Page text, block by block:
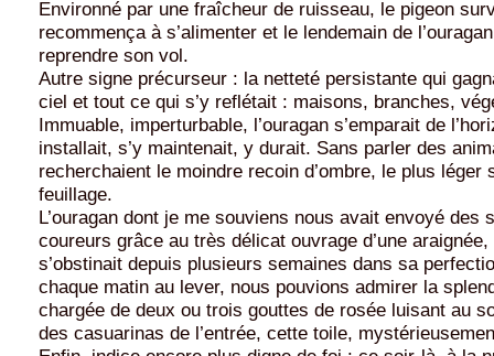
Environné par une fraîcheur de ruisseau, le pigeon
recommença à s’alimenter et le lendemain de
reprendre son vol.
Autre signe précurseur : la netteté persistante qui
ciel et tout ce qui s’y reflétait : maisons, branches,
Immuable, imperturbable, l’ouragan s’emparait de
installait, s’y maintenait, y durait. Sans parler des
recherchaient le moindre recoin d’ombre, le plus léger
feuillage.
L’ouragan dont je me souviens nous avait envoyé des
coureurs grâce au très délicat ouvrage d’une
s’obstinait depuis plusieurs semaines dans sa
chaque matin au lever, nous pouvions admirer la
chargée de deux ou trois gouttes de rosée luisant au
des casuarinas de l’entrée, cette toile,